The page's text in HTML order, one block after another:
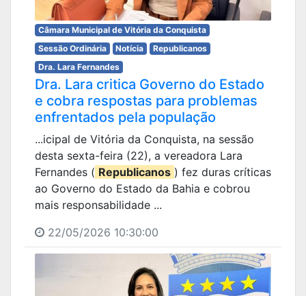
Câmara Municipal de Vitória da Conquista
Sessão Ordinária
Notícia
Republicanos
Dra. Lara Fernandes
Dra. Lara critica Governo do Estado
e cobra respostas para problemas
enfrentados pela população
...icipal de Vitória da Conquista, na sessão
desta sexta-feira (22), a vereadora Lara
Fernandes ( Republicanos ) fez duras críticas
ao Governo do Estado da Bahia e cobrou
mais responsabilidade ...
22/05/2026 10:30:00